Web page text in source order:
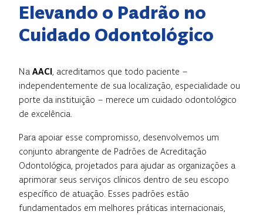
Elevando o Padrão no
Cuidado Odontológico
Na AACI , acreditamos que todo paciente –
independentemente de sua localização, especialidade ou
porte da instituição – merece um cuidado odontológico
de excelência.
Para apoiar esse compromisso, desenvolvemos um
conjunto abrangente de Padrões de Acreditação
Odontológica, projetados para ajudar as organizações a
aprimorar seus serviços clínicos dentro de seu escopo
específico de atuação. Esses padrões estão
fundamentados em melhores práticas internacionais,